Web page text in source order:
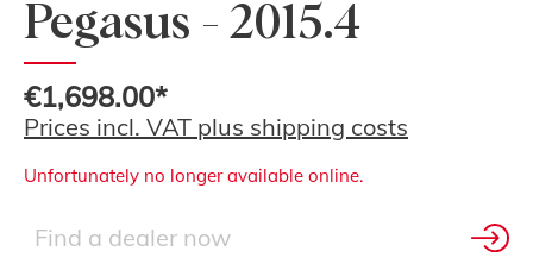
Pegasus - 2015.4
€1,698.00*
Prices incl. VAT plus shipping costs
Unfortunately no longer available online.